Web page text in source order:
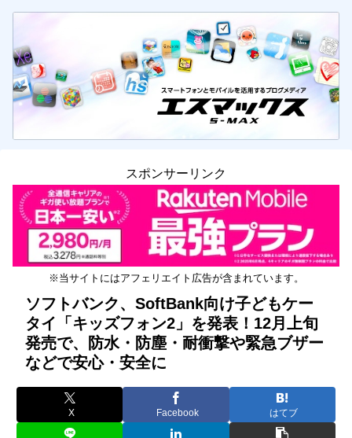
スポンサーリンク
※当サイトにはアフェリエイト広告が含まれています。
ソフトバンク、SoftBank向け子どもケー
タイ「キッズフォン2」を発表！12月上旬
発売で、防水・防塵・耐衝撃や緊急ブザー
などで安心・安全に
X Facebook はてブ